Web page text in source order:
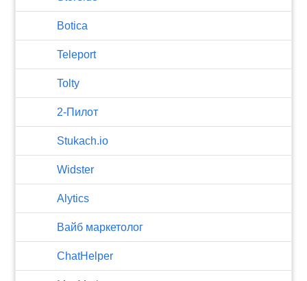
Botica
Teleport
Tolty
2-Пилот
Stukach.io
Widster
Alytics
Вайб маркетолог
ChatHelper